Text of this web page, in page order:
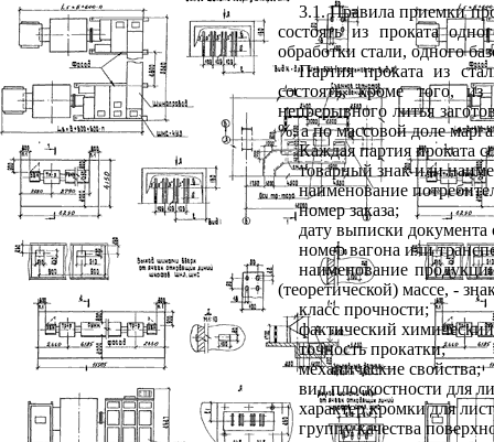
3.1. Правила приемки
состоять из проката
обработки стали, одного
Партия проката из
состоять, кроме того,
непрерывного литья
%, а по массовой доле
Каждая партия проката
товарный знак или
наименование
номер заказа;
дату выписки документа
номер вагона или
наименование
(теоретической) массе, -
класс прочности;
фактический химический
точность прокатки;
механические свойства;
вид плоскостности для
характер кромки для
группу качества